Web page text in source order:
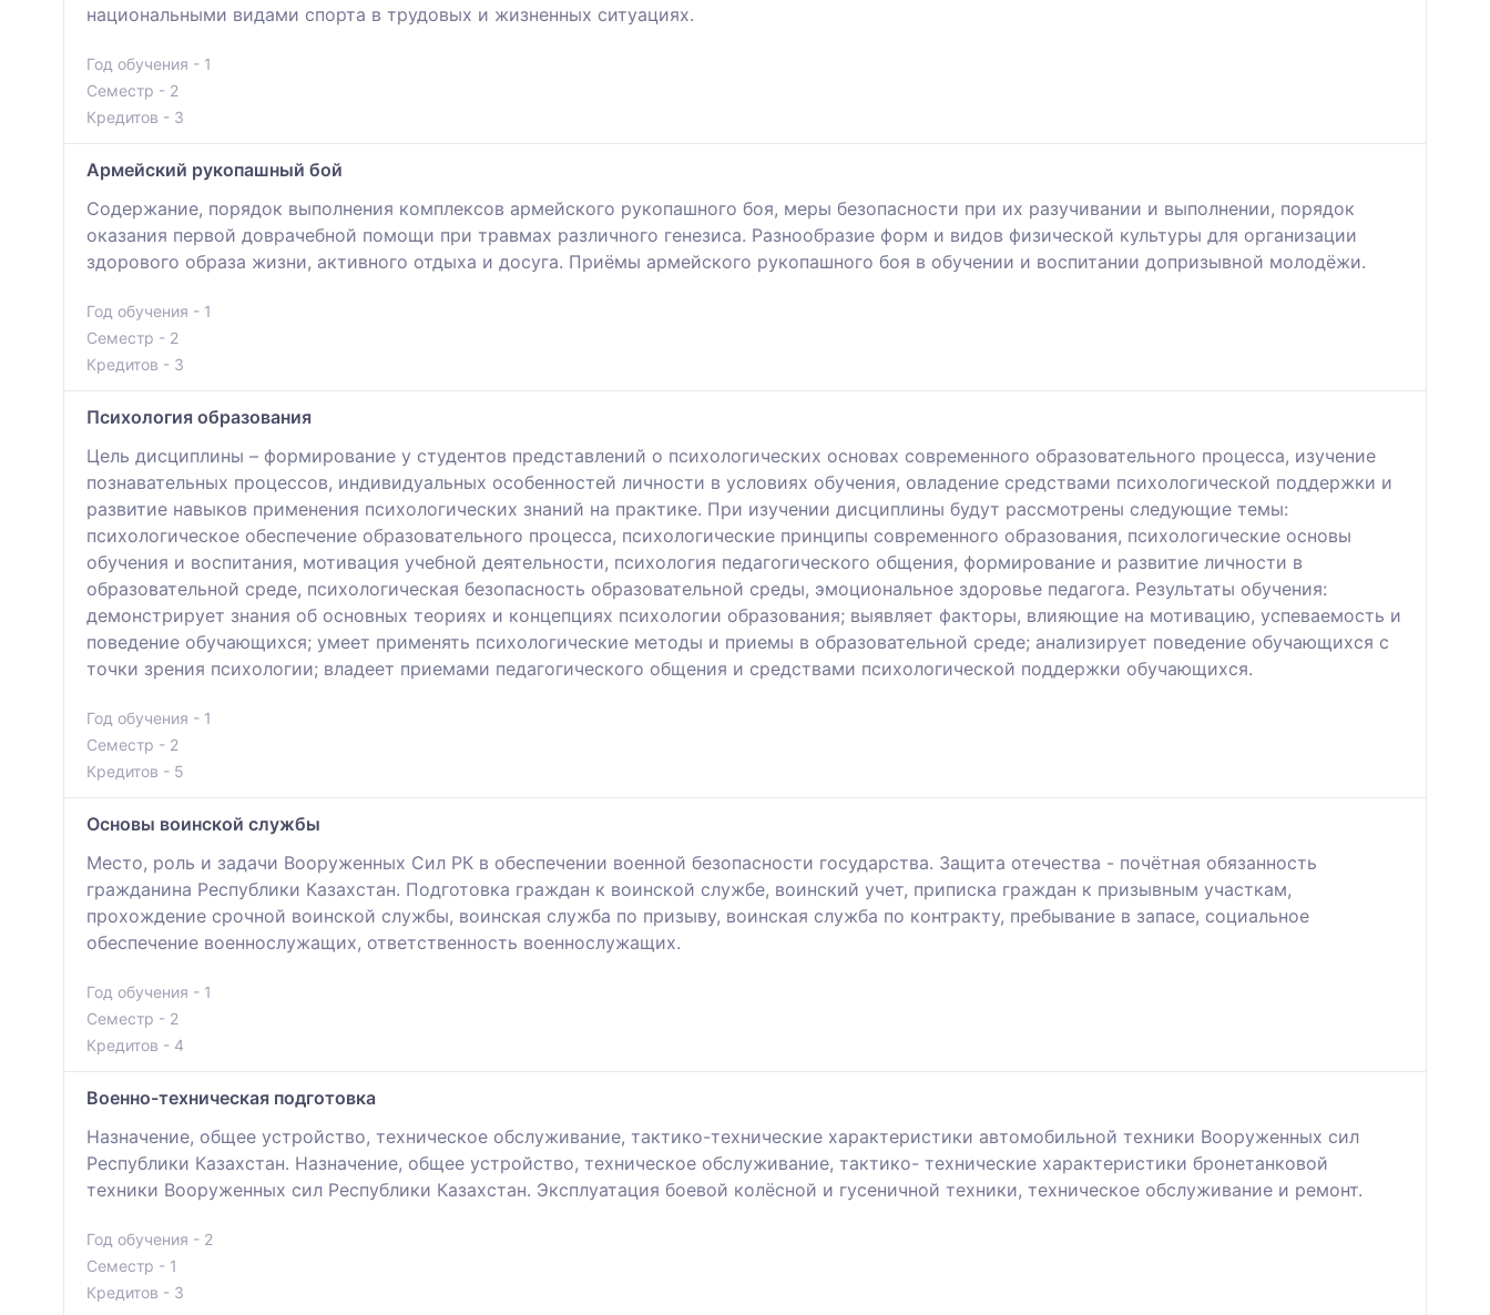
национальными видами спорта в трудовых и жизненных ситуациях.
Год обучения - 1
Семестр - 2
Кредитов - 3
Армейский рукопашный бой
Содержание, порядок выполнения комплексов армейского рукопашного боя, меры безопасности при их разучивании и выполнении, порядок
оказания первой доврачебной помощи при травмах различного генезиса. Разнообразие форм и видов физической культуры для организации
здорового образа жизни, активного отдыха и досуга. Приёмы армейского рукопашного боя в обучении и воспитании допризывной молодёжи.
Год обучения - 1
Семестр - 2
Кредитов - 3
Психология образования
Цель дисциплины – формирование у студентов представлений о психологических основах современного образовательного процесса, изучение
познавательных процессов, индивидуальных особенностей личности в условиях обучения, овладение средствами психологической поддержки и
развитие навыков применения психологических знаний на практике. При изучении дисциплины будут рассмотрены следующие темы:
психологическое обеспечение образовательного процесса, психологические принципы современного образования, психологические основы
обучения и воспитания, мотивация учебной деятельности, психология педагогического общения, формирование и развитие личности в
образовательной среде, психологическая безопасность образовательной среды, эмоциональное здоровье педагога. Результаты обучения:
демонстрирует знания об основных теориях и концепциях психологии образования; выявляет факторы, влияющие на мотивацию, успеваемость и
поведение обучающихся; умеет применять психологические методы и приемы в образовательной среде; анализирует поведение обучающихся с
точки зрения психологии; владеет приемами педагогического общения и средствами психологической поддержки обучающихся.
Год обучения - 1
Семестр - 2
Кредитов - 5
Основы воинской службы
Место, роль и задачи Вооруженных Сил РК в обеспечении военной безопасности государства. Защита отечества - почётная обязанность
гражданина Республики Казахстан. Подготовка граждан к воинской службе, воинский учет, приписка граждан к призывным участкам,
прохождение срочной воинской службы, воинская служба по призыву, воинская служба по контракту, пребывание в запасе, социальное
обеспечение военнослужащих, ответственность военнослужащих.
Год обучения - 1
Семестр - 2
Кредитов - 4
Военно-техническая подготовка
Назначение, общее устройство, техническое обслуживание, тактико-технические характеристики автомобильной техники Вооруженных сил
Республики Казахстан. Назначение, общее устройство, техническое обслуживание, тактико- технические характеристики бронетанковой
техники Вооруженных сил Республики Казахстан. Эксплуатация боевой колёсной и гусеничной техники, техническое обслуживание и ремонт.
Год обучения - 2
Семестр - 1
Кредитов - 3